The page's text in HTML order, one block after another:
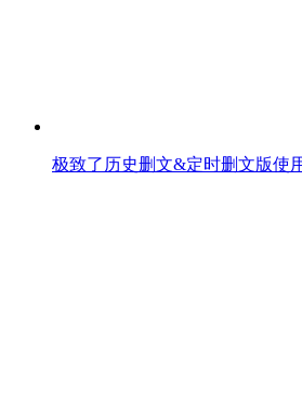
极致了历史删文&定时删文版使